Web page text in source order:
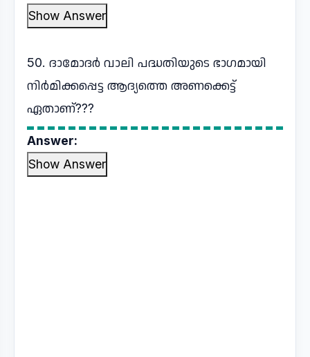
Show Answer
50. ദാമോദർ വാലി പദ്ധതിയുടെ ഭാഗമായി
നിർമിക്കപ്പെട്ട ആദ്യത്തെ അണക്കെട്ട്
ഏതാണ്???
Answer:
Show Answer